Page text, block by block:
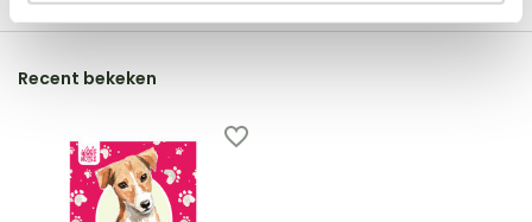
Recent bekeken